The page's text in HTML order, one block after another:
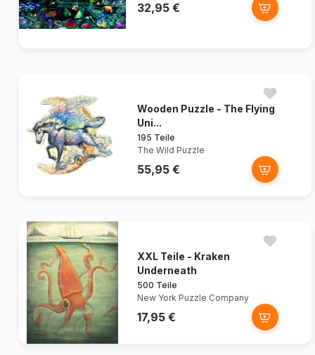
32,95 €
Wooden Puzzle - The Flying
Uni...
195 Teile
The Wild Puzzle
55,95 €
XXL Teile - Kraken
Underneath
500 Teile
New York Puzzle Company
17,95 €